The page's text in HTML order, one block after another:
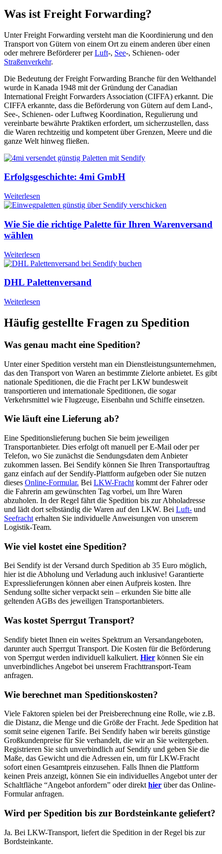
Was ist Freight Forwarding?
Unter Freight Forwarding versteht man die Koordinierung und den
Transport von Gütern von einem Ort zu einem anderen über einen
oder mehrere Beförderer perLuft-, See-, Schienen- oder
Straßenverkehr.
Die Bedeutung der Freight Forwarding Branche für den Welthandel
wurde in Kanada 1948 mit der Gründung der Canadian
International Freight Forwarders Association (CIFFA) erkannt. Die
CIFFA erkannte, dass die Beförderung von Gütern auf dem Land-,
See-, Schienen- oder Luftweg Koordination, Regulierung und
vereinbarte bewährte Praktiken erfordert, um sicherzustellen, dass
die Waren rechtzeitig und kompetent über Grenzen, Meere und die
ganze Welt hinweg fließen.
Erfolgsgeschichte: 4mi GmbH
Weiterlesen
Wie Sie die richtige Palette für Ihren Warenversand
wählen
Weiterlesen
DHL Palettenversand
Weiterlesen
Häufig gestellte Fragen zu Spedition
Was genau macht eine Spedition?
Unter einer Spedition versteht man ein Dienstleistungsunternehmen,
das den Transport von Waren an bestimmte Zielorte anbietet. Es gibt
nationale Speditionen, die die Fracht per LKW bundesweit
transportieren und internationale Speditionen, die sogar
Verkehrsmittel wie Flugzeuge, Eisenbahn und Schiffe einsetzen.
Wie läuft eine Lieferung ab?
Eine Speditionslieferung buchen Sie beim jeweiligen
Transportanbieter. Dies erfolgt oft manuell per E-Mail oder per
Telefon, wo Sie zunächst die Sendungsdaten dem Anbieter
zukommen lassen. Bei Sendify können Sie Ihren Transportauftrag
ganz einfach auf der Sendify-Plattform aufgeben oder Sie nutzen
dieses Online-Formular. Bei LKW-Fracht kommt der Fahrer oder
die Fahrerin am gewünschten Tag vorbei, um Ihre Waren
abzuholen. In der Regel fährt die Spedition bis zur Abholadresse
und lädt dort selbständig die Waren auf den LKW. Bei Luft- und
Seefracht erhalten Sie individuelle Anweisungen von unserem
Logistik-Team.
Wie viel kostet eine Spedition?
Bei Sendify ist der Versand durch Spedition ab 35 Euro möglich,
hier ist die Abholung und Verladung auch inklusive! Garantierte
Expresslieferungen können aber einen Aufpreis kosten. Ihre
Sendung sollte sicher verpackt sein – erkunden Sie bitte alle
geltenden AGBs des jeweiligen Transportanbieters.
Was kostet Sperrgut Transport?
Sendify bietet Ihnen ein weites Spektrum an Versandangeboten,
darunter auch Sperrgut Transport. Die Kosten für die Beförderung
von Sperrgut werden individuell kalkuliert. Hier können Sie ein
unverbindliches Angebot bei unserem Frachttransport-Team
anfragen.
Wie berechnet man Speditionskosten?
Viele Faktoren spielen bei der Preisberechnung eine Rolle, wie z.B.
die Distanz, die Menge und die Größe der Fracht. Jede Spedition hat
somit seine eigenen Tarife. Bei Sendify haben wir bereits günstige
Großkundenpreise für Sie verhandelt, die wir an Sie weitergeben.
Registrieren Sie sich unverbindlich auf Sendify und geben Sie die
Maße, das Gewicht und die Adressen ein, um für LKW-Fracht
sofort einen Gesamtpreis einzusehen. Falls Ihnen die Plattform
keinen Preis anzeigt, können Sie ein individuelles Angebot unter der
Schaltfläche “Angebot anfordern” oder direkt hier über das Online-
Formular anfragen.
Wird per Spedition bis zur Bordsteinkante geliefert?
Ja. Bei LKW-Transport, liefert die Spedition in der Regel bis zur
Bordsteinkante.